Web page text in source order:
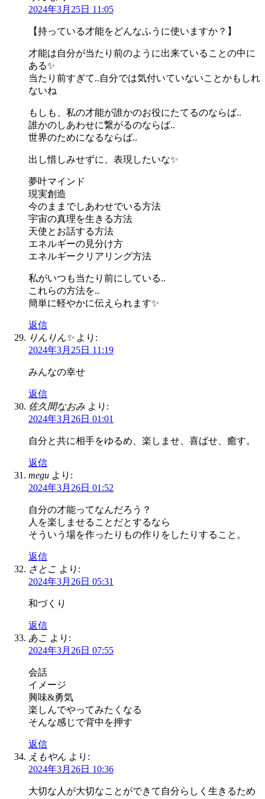
2024年3月25日 11:05
【持っている才能をどんなふうに使いますか？】
才能は自分が当たり前のように出来ていることの中に
ある✨
当たり前すぎて..自分では気付いていないことかもしれ
ないね
もしも、私の才能が誰かのお役にたてるのならば..
誰かのしあわせに繋がるのならば..
世界のためになるならば..
出し惜しみせずに、表現したいな✨
夢叶マインド
現実創造
今のままでしあわせでいる方法
宇宙の真理を生きる方法
天使とお話する方法
エネルギーの見分け方
エネルギークリアリング方法
私がいつも当たり前にしている..
これらの方法を..
簡単に軽やかに伝えられます✨
返信
りんりん✨ より:
2024年3月25日 11:19
みんなの幸せ
返信
佐久間なおみ より:
2024年3月26日 01:01
自分と共に相手をゆるめ、楽しませ、喜ばせ、癒す。
返信
megu より:
2024年3月26日 01:52
自分の才能ってなんだろう？
人を楽しませることだとするなら
そういう場を作ったりもの作りをしたりすること。
返信
さとこ より:
2024年3月26日 05:31
和づくり
返信
あこ より:
2024年3月26日 07:55
会話
イメージ
興味&勇気
楽しんでやってみたくなる
そんな感じで背中を押す
返信
えもやん より:
2024年3月26日 10:36
大切な人が大切なことができて自分らしく生きるため